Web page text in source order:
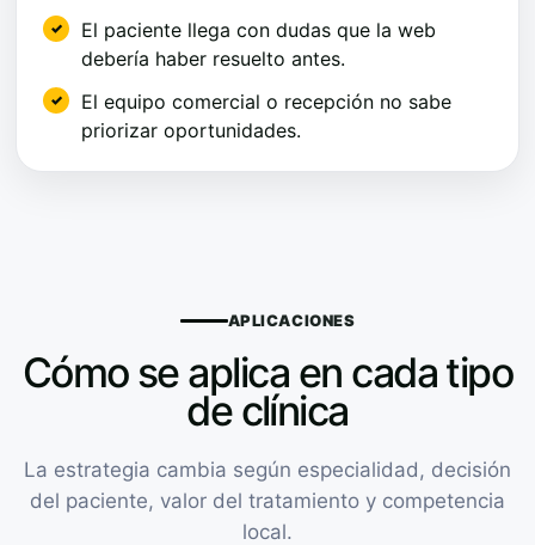
El paciente llega con dudas que la web
debería haber resuelto antes.
El equipo comercial o recepción no sabe
priorizar oportunidades.
APLICACIONES
Cómo se aplica en cada tipo
de clínica
La estrategia cambia según especialidad, decisión
del paciente, valor del tratamiento y competencia
local.